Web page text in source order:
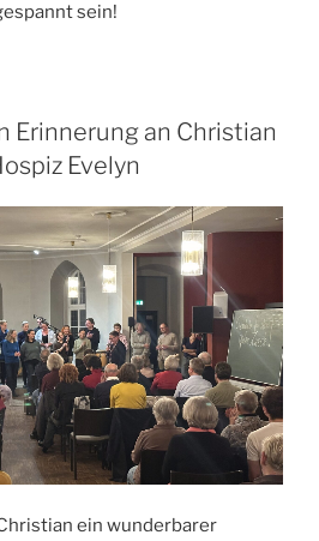
sein!
Erinnerung an Christian
Evelyn
ein wunderbarer